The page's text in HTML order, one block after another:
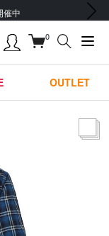
催中
次の画像
0
OUTLET